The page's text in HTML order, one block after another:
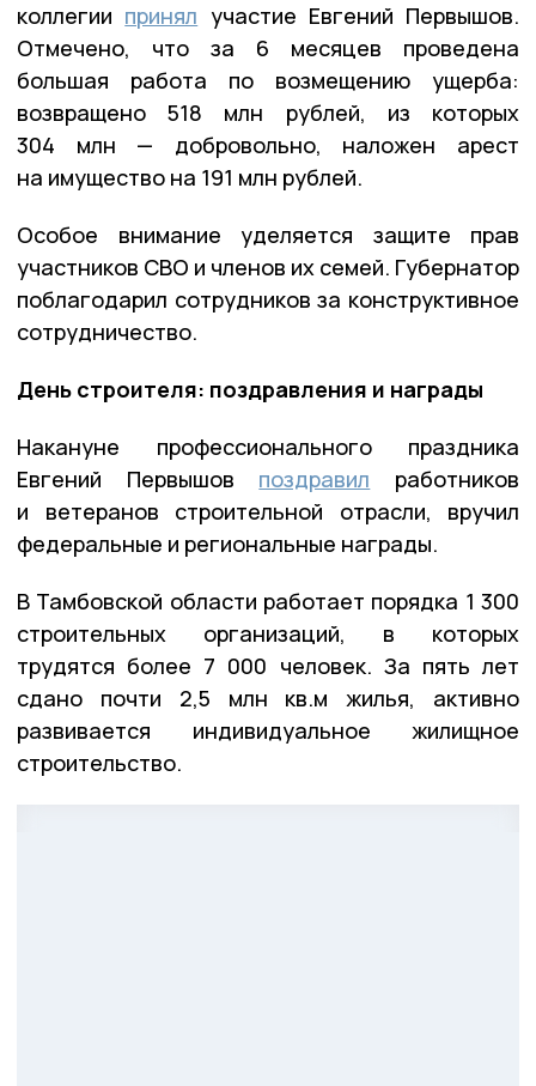
коллегии принял участие Евгений Первышов.
Отмечено, что за 6 месяцев проведена
большая работа по возмещению ущерба:
возвращено 518 млн рублей, из которых
304 млн — добровольно, наложен арест
на имущество на 191 млн рублей.
Особое внимание уделяется защите прав
участников СВО и членов их семей. Губернатор
поблагодарил сотрудников за конструктивное
сотрудничество.
День строителя: поздравления и награды
Накануне профессионального праздника
Евгений Первышов поздравил работников
и ветеранов строительной отрасли, вручил
федеральные и региональные награды.
В Тамбовской области работает порядка 1 300
строительных организаций, в которых
трудятся более 7 000 человек. За пять лет
сдано почти 2,5 млн кв.м жилья, активно
развивается индивидуальное жилищное
строительство.